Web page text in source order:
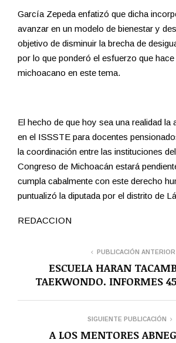
García Zepeda enfatizó que dicha
avanzar en un modelo de bienestar y
objetivo de disminuir la brecha de
por lo que ponderó el esfuerzo que
michoacano en este tema.
El hecho de que hoy sea una realidad la
en el ISSSTE para docentes
la coordinación entre las instituciones
Congreso de Michoacán estará
cumpla cabalmente con este derecho
puntualizó la diputada por el distrito de
REDACCION
PUBLICACIÓN ANTERIOR
ESCUELA HARAN
TAEKWONDO. INFORMES
SIGUIENTE PUBLICACIÓN
A LOS MENTORES